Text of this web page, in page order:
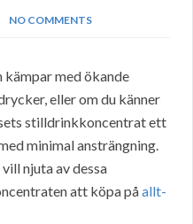
NO COMMENTS
kämpar med ökande
eller om du känner
stilldrinkkoncentrat ett
minimal ansträngning.
njuta av dessa
att köpa påallt-